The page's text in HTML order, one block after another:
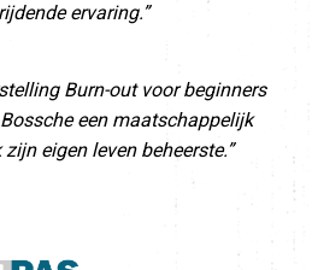
ervaring.”
Burn-out voor beginners
een maatschappelijk
eigen leven beheerste.”